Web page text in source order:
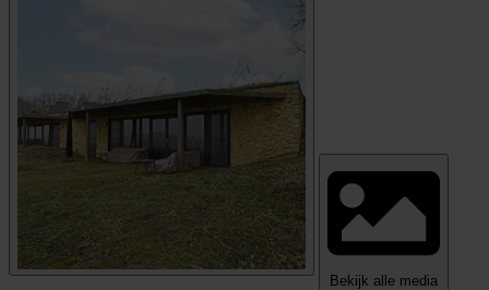
Bekijk alle media